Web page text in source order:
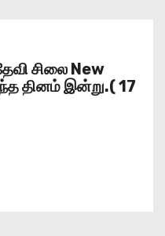
சிலை New
தினம் இன்று.( 17